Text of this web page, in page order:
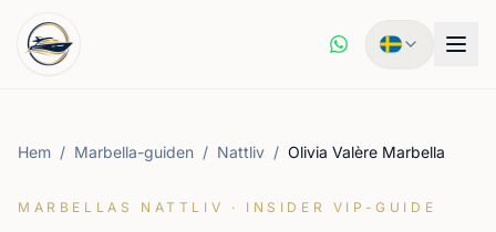
Hem / Marbella-guiden / Nattliv / Olivia Valère Marbella
MARBELLAS NATTLIV · INSIDER VIP-GUIDE